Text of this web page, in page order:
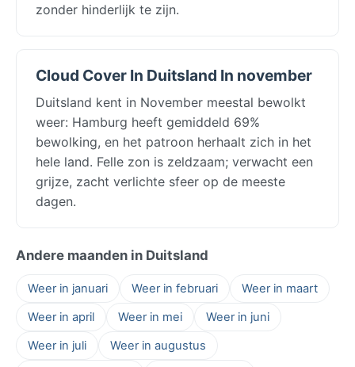
zonder hinderlijk te zijn.
Cloud Cover In Duitsland In november
Duitsland kent in November meestal bewolkt
weer: Hamburg heeft gemiddeld 69%
bewolking, en het patroon herhaalt zich in het
hele land. Felle zon is zeldzaam; verwacht een
grijze, zacht verlichte sfeer op de meeste
dagen.
Andere maanden in Duitsland
Weer in januari Weer in februari
Weer in maart
Weer in april
Weer in mei
Weer in juni
Weer in juli
Weer in augustus